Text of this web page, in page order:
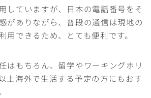
していますが、日本の電話番号をそ
がありながら、普段の通信は現地の
用できるため、とても便利です。
はもちろん、留学やワーキングホリ
上海外で生活する予定の方にもおす